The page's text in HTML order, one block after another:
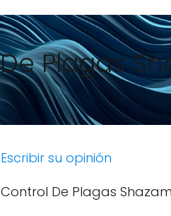
Plagas
Escribir su opinión
Control De Plagas